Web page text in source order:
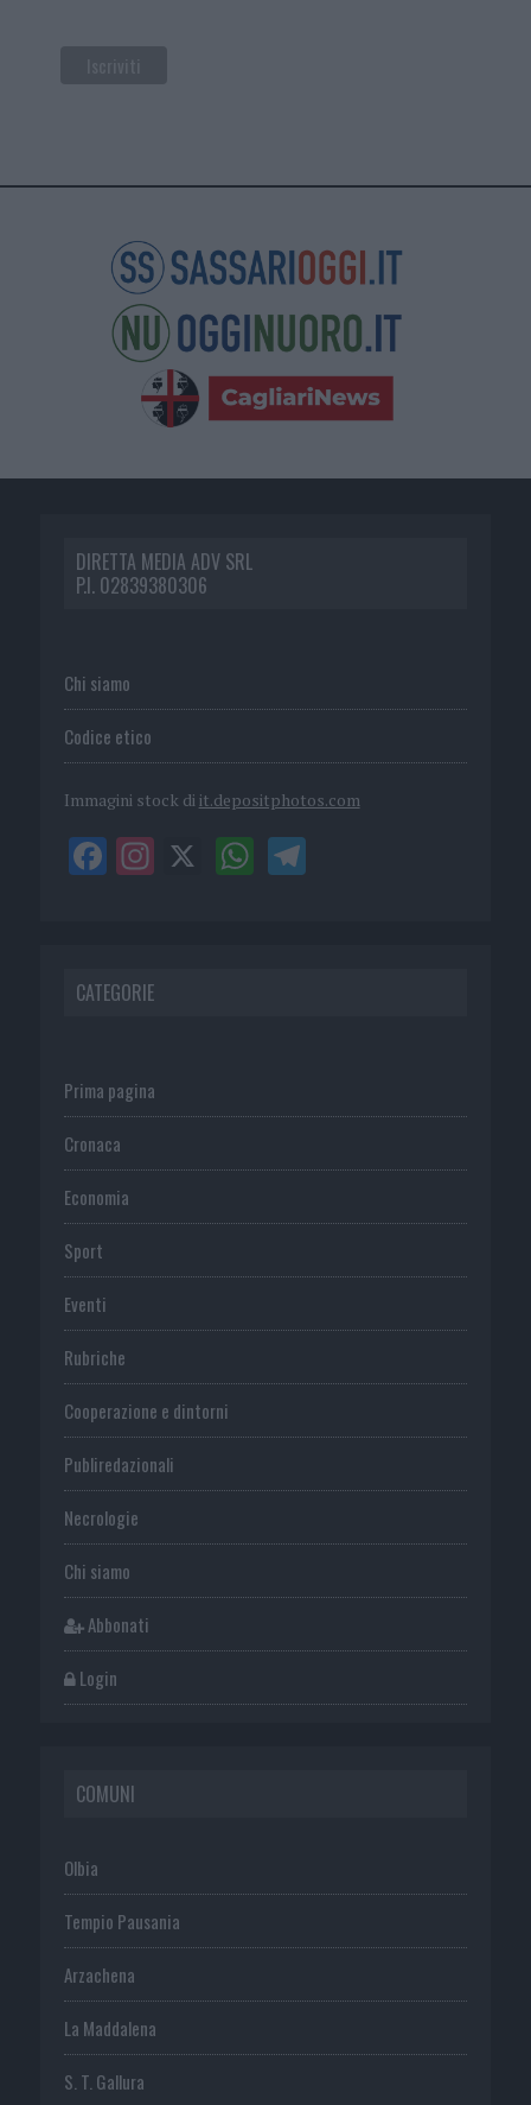
DIRETTA MEDIA ADV SRL
P.I. 02839380306
Chi siamo
Codice etico
Immagini stock di it.depositphotos.com
CATEGORIE
Prima pagina
Cronaca
Economia
Sport
Eventi
Rubriche
Cooperazione e dintorni
Publiredazionali
Necrologie
Chi siamo
Abbonati
Login
COMUNI
Olbia
Tempio Pausania
Arzachena
La Maddalena
S. T. Gallura